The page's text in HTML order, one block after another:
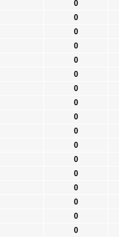
0
0
0
0
0
0
0
0
0
0
0
0
0
0
0
0
0